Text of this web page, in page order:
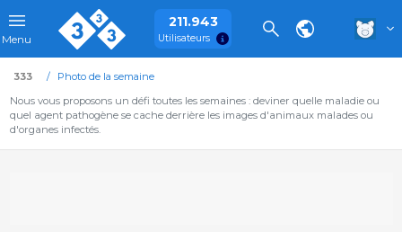
Menu
211.943
Utilisateurs
333
Photo de la semaine
Nous vous proposons un défi toutes les semaines : deviner quelle maladie ou
quel agent pathogène se cache derrière les images d'animaux malades ou
d'organes infectés.